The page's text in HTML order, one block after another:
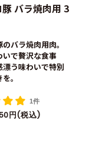
バラ焼肉用 3
バラ焼肉用肉。
いで贅沢な食事
漂う味わいで特別
。
1件
円(税込)